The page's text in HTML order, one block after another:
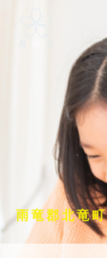
雨竜郡北竜